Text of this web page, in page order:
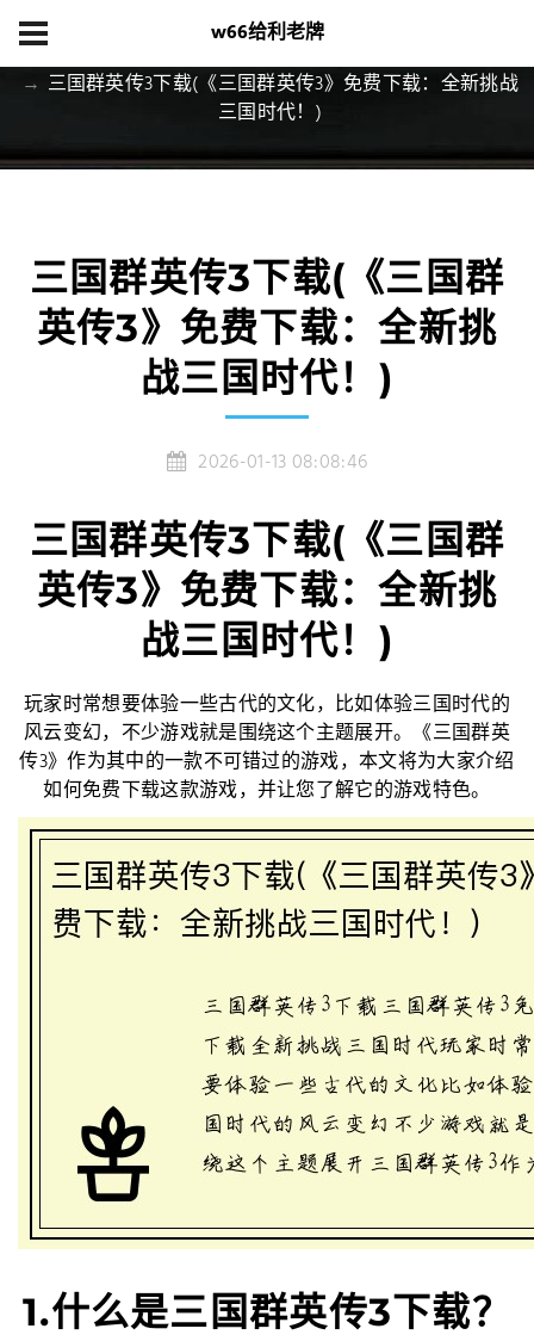
w66给利老牌
三国群英传3下载(《三国群英传3》免费下载：全新挑战
三国时代！)
三国群英传3下载(《三国群
英传3》免费下载：全新挑
战三国时代！)
2026-01-13 08:08:46
三国群英传3下载(《三国群
英传3》免费下载：全新挑
战三国时代！)
玩家时常想要体验一些古代的文化，比如体验三国时代的
风云变幻，不少游戏就是围绕这个主题展开。《三国群英
传3》作为其中的一款不可错过的游戏，本文将为大家介绍
如何免费下载这款游戏，并让您了解它的游戏特色。
1.什么是三国群英传3下载？